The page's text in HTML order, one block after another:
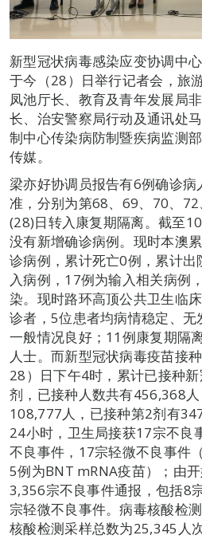
新型冠状病毒感染应变协调中
于今（28）日举行记者会，旅
凤池厅长、教育及青年发展局
长、治安警察局行动及通讯处
制中心传染病防制暨疾病监测
传媒。
梁亦好协调员报告有6例确诊
准，分别为第68、69、70、
(28)日转入康复期隔离。截至
没有新增确诊病例。现时本澳
诊病例，累计死亡0例，累计
入病例，17例为输入相关病例
染。现时路环高顶公共卫生临
诊者，5位患者均病情稳定、无
一般情况良好；11例康复期隔
人士。而新型冠状病毒疫苗接
28）日下午4时，累计已接种
剂，已接种人数共有456,368
108,777人，已接种第2剂有
24小时，卫生局接获17宗不良
不良事件，17宗轻微不良事件
5例为BNT mRNA疫苗）；由
3,356宗不良事件通报，包括8
宗轻微不良事件。病毒核酸检
核酸检测采样总数为25,345人次